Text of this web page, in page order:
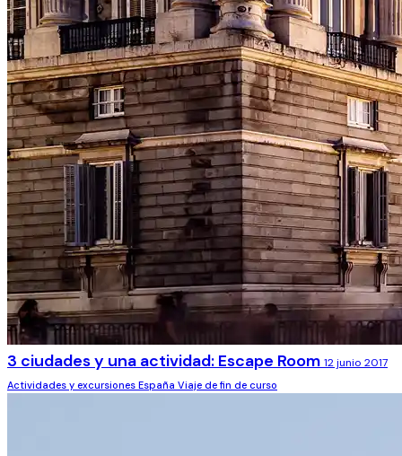
3 ciudades y una actividad: Escape Room 12 junio 2017
Actividades y excursiones España Viaje de fin de curso